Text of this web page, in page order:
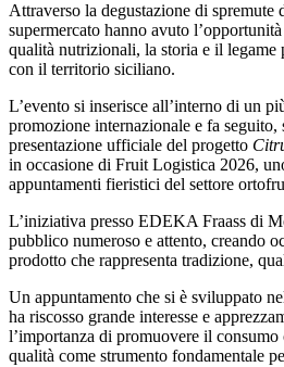
Attraverso la degustazione di spremute
supermercato hanno avuto
qualità nutrizionali, la storia e il
con il territorio siciliano.
L’evento si inserisce all’interno di un
promozione internazionale e fa seguito,
presentazione ufficiale del progetto
in occasione di Fruit Logistica 2026,
appuntamenti fieristici del settore
L’iniziativa presso EDEKA Fraass di
pubblico numeroso e attento, creando
prodotto che rappresenta tradizione,
Un appuntamento che si è sviluppato
ha riscosso grande interesse e
l’importanza di promuovere il
qualità come strumento fondamentale